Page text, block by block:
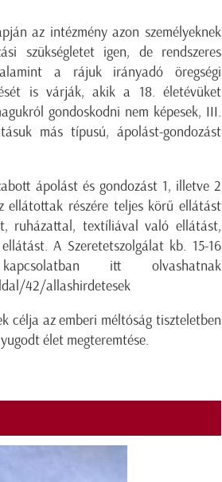
az intézmény azon személyeknek
szükségletet igen, de rendszeres
a rájuk irányadó öregségi
is várják, akik a 18. életévüket
gondoskodni nem képesek, III.
más típusú, ápolást-gondozást
ápolást és gondozást 1, illetve 2
ellátottak részére teljes körű ellátást
ruházattal, textíliával való ellátást,
A Szeretetszolgálat kb. 15-16
itt olvashatnak
42/allashirdetesek
célja az emberi méltóság tiszteletben
élet megteremtése.